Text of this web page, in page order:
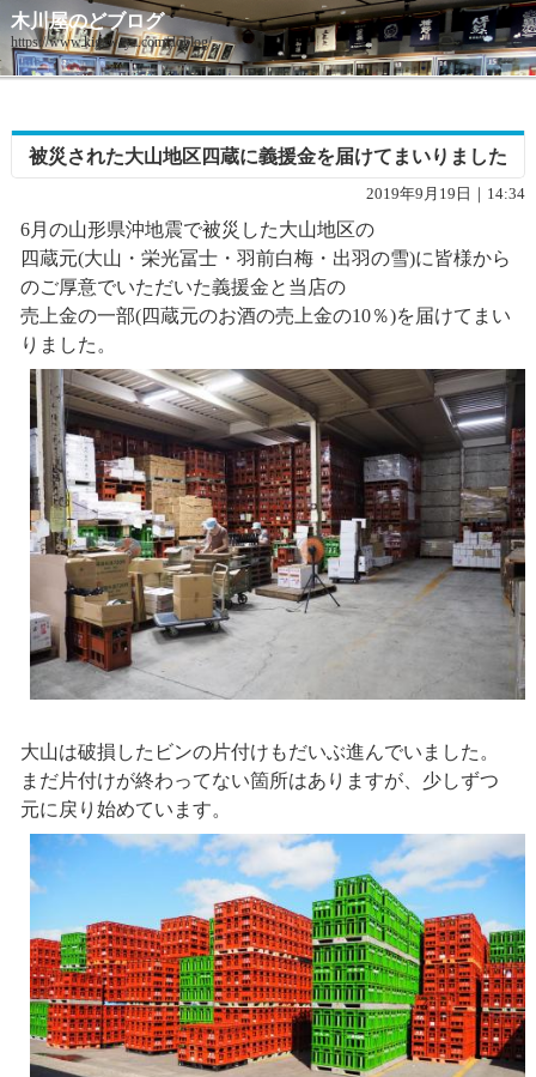
木川屋のどブログ
https://www.kigawaya.com/doblog/
被災された大山地区四蔵に義援金を届けてまいりました
2019年9月19日｜14:34
6月の山形県沖地震で被災した大山地区の
四蔵元(大山・栄光冨士・羽前白梅・出羽の雪)に皆様から
のご厚意でいただいた義援金と当店の
売上金の一部(四蔵元のお酒の売上金の10％)を届けてまい
りました。
大山は破損したビンの片付けもだいぶ進んでいました。
まだ片付けが終わってない箇所はありますが、少しずつ
元に戻り始めています。